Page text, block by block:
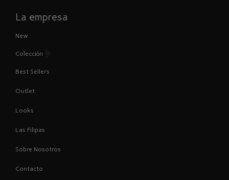
La empresa
New
Colección
Best Sellers
Outlet
Looks
Las Filipas
Sobre Nosotros
Contacto